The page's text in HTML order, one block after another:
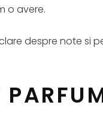
o avere.
despre note si